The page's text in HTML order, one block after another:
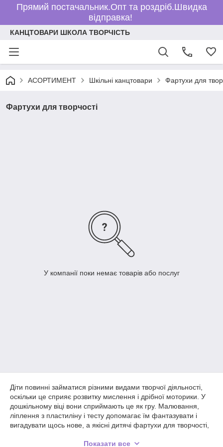
Прямий постачальник.Опт та роздріб.Швидка
відправка!
КАНЦТОВАРИ ШКОЛА ТВОРЧІСТЬ
АСОРТИМЕНТ Шкільні канцтовари Фартухи для
Фартухи для творчості
У компанії поки немає товарів або послуг
Діти повинні займатися різними видами творчої діяльності,
оскільки це сприяє розвитку мислення і дрібної моторики. У
дошкільному віці вони сприймають це як гру. Малювання,
ліплення з пластиліну і тесту допомагає їм фантазувати і
вигадувати щось нове, а якісні дитячі фартухи для творчості,
допоможуть захистити одяг дівчаток і хлопчиків від небажаних
Показати все